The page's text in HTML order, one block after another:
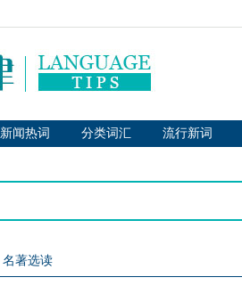
新闻热词 分类词汇 流行新词
名著选读